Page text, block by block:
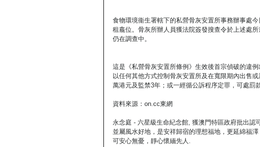
食物環境衞生署轄下的私營骨灰安置所事務辦事處
租龕位。骨灰所辦人員獲法院簽發搜查令於上述處
仍在調查中。
這是《私營骨灰安置所條例》生效後首宗偵破的違
以任何其他方式控制骨灰安置所及在寬限期內出售
萬港元及監禁3年；或一經循公訴程序定罪，可處罰
資料來源：on.cc東網
永念庭 - 六星級生命紀念館, 獲澳門特區政府批出認
並屬風水好地，是安祥歸宿的理想福地，更延綿福
可安心無憂，靜心懷緬先人.